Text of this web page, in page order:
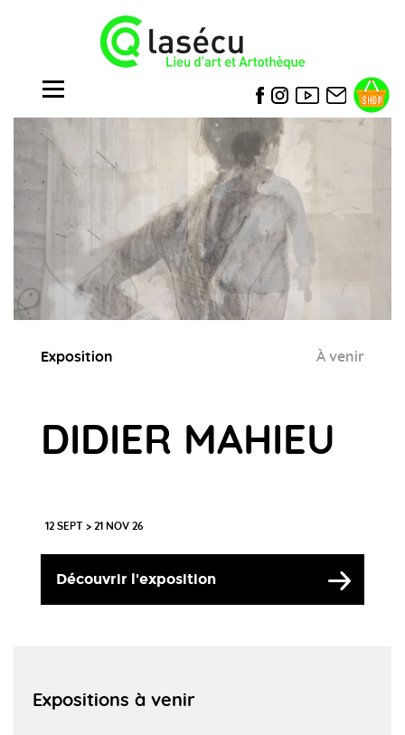
Exposition À venir
DIDIER MAHIEU
12 SEPT > 21 NOV 26
Découvrir l'exposition
Expositions à venir